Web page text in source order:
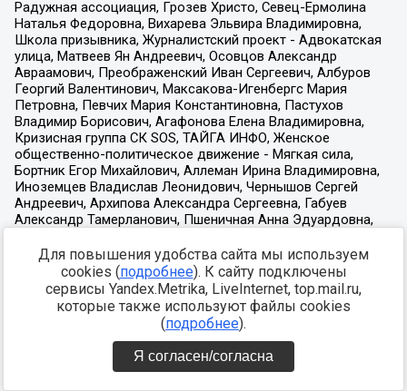
Для повышения удобства сайта мы используем
cookies (подробнее). К сайту подключены
сервисы Yandex.Metrika, LiveInternet, top.mail.ru,
которые также используют файлы cookies
(подробнее).
Я согласен/согласна